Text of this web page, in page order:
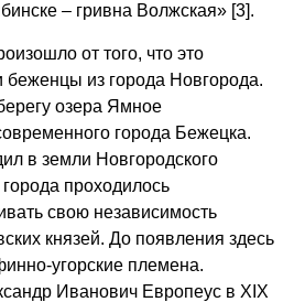
– гривна Волжская» [3].
от того, что это
беженцы из города Новгорода.
озера Ямное
города Бежецка.
в земли Новгородского
проходилось
свою независимость
князей. До появления здесь
угорские племена.
Иванович Европеус в XIX